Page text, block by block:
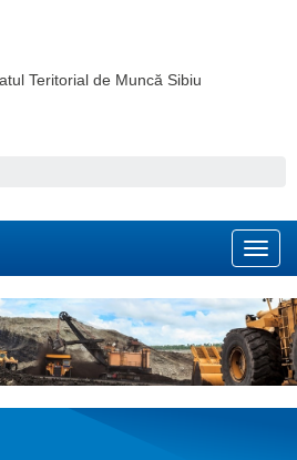
Teritorial de Muncă Sibiu